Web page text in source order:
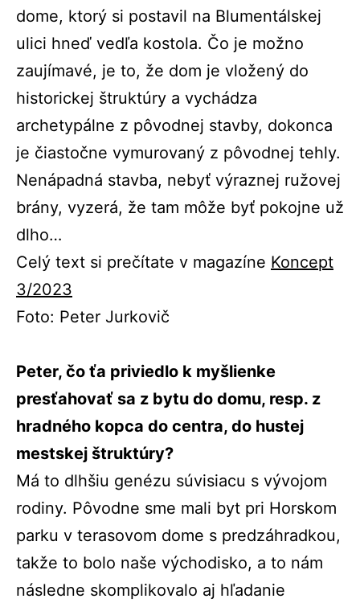
dome, ktorý si postavil na Blumentálskej
ulici hneď vedľa kostola. Čo je možno
zaujímavé, je to, že dom je vložený do
historickej štruktúry a vychádza
archetypálne z pôvodnej stavby, dokonca
je čiastočne vymurovaný z pôvodnej tehly.
Nenápadná stavba, nebyť výraznej ružovej
brány, vyzerá, že tam môže byť pokojne už
dlho…
Celý text si prečítate v magazíne Koncept
3/2023
Foto: Peter Jurkovič
Peter, čo ťa priviedlo k myšlienke
presťahovať sa z bytu do domu, resp. z
hradného kopca do centra, do hustej
mestskej štruktúry?
Má to dlhšiu genézu súvisiacu s vývojom
rodiny. Pôvodne sme mali byt pri Horskom
parku v terasovom dome s predzáhradkou,
takže to bolo naše východisko, a to nám
následne skomplikovalo aj hľadanie